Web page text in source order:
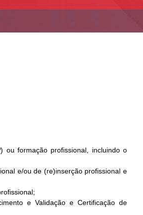
ou formação profissional, incluindo o
e/ou de (re)inserção profissional e
e Validação e Certificação de